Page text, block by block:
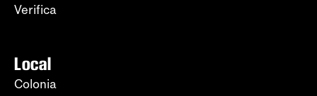
Verifica
Local
Colonia